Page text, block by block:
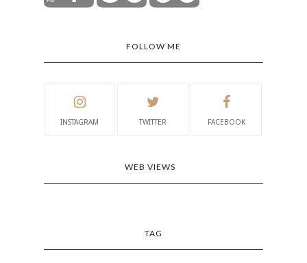
FOLLOW ME
INSTAGRAM TWITTER FACEBOOK
WEB VIEWS
TAG